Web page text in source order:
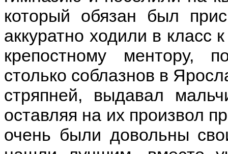
который обязан был
аккуратно ходили в класс
крепостному ментору,
столько соблазнов в
стряпней, выдавал
оставляя на их произвол
очень были довольны